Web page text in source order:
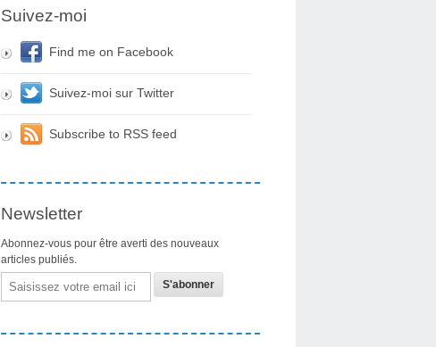
Suivez-moi
Find me on Facebook
Suivez-moi sur Twitter
Subscribe to RSS feed
Newsletter
Abonnez-vous pour être averti des nouveaux
articles publiés.
Email